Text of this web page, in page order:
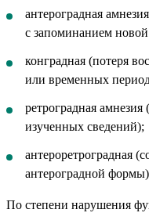
антероградная
с запоминанием
конградная (потеря
или временных
ретроградная амнезия
изученных сведений);
антероретроградная
антероградной
По степени нарушения